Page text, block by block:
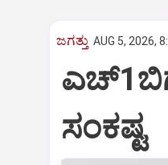
ಜಗತ್ತು AUG 5, 2026,
ಸಂಕಷ್ಟ